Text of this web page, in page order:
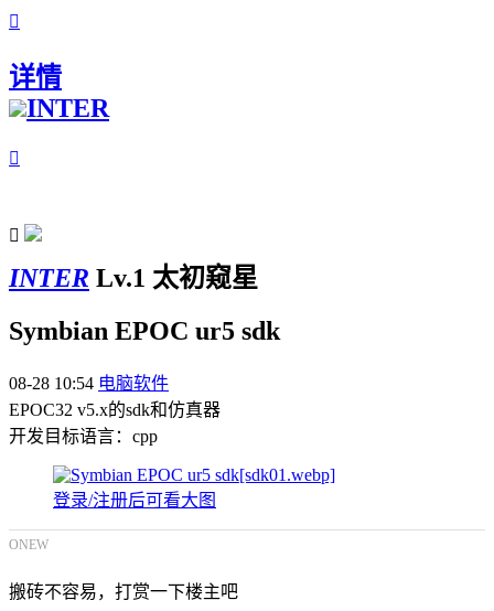

详情
INTER


INTER Lv.1 太初窥星
Symbian EPOC ur5 sdk
08-28 10:54 电脑软件
EPOC32 v5.x的sdk和仿真器
开发目标语言：cpp
登录/注册后可看大图
ONEW
搬砖不容易，打赏一下楼主吧